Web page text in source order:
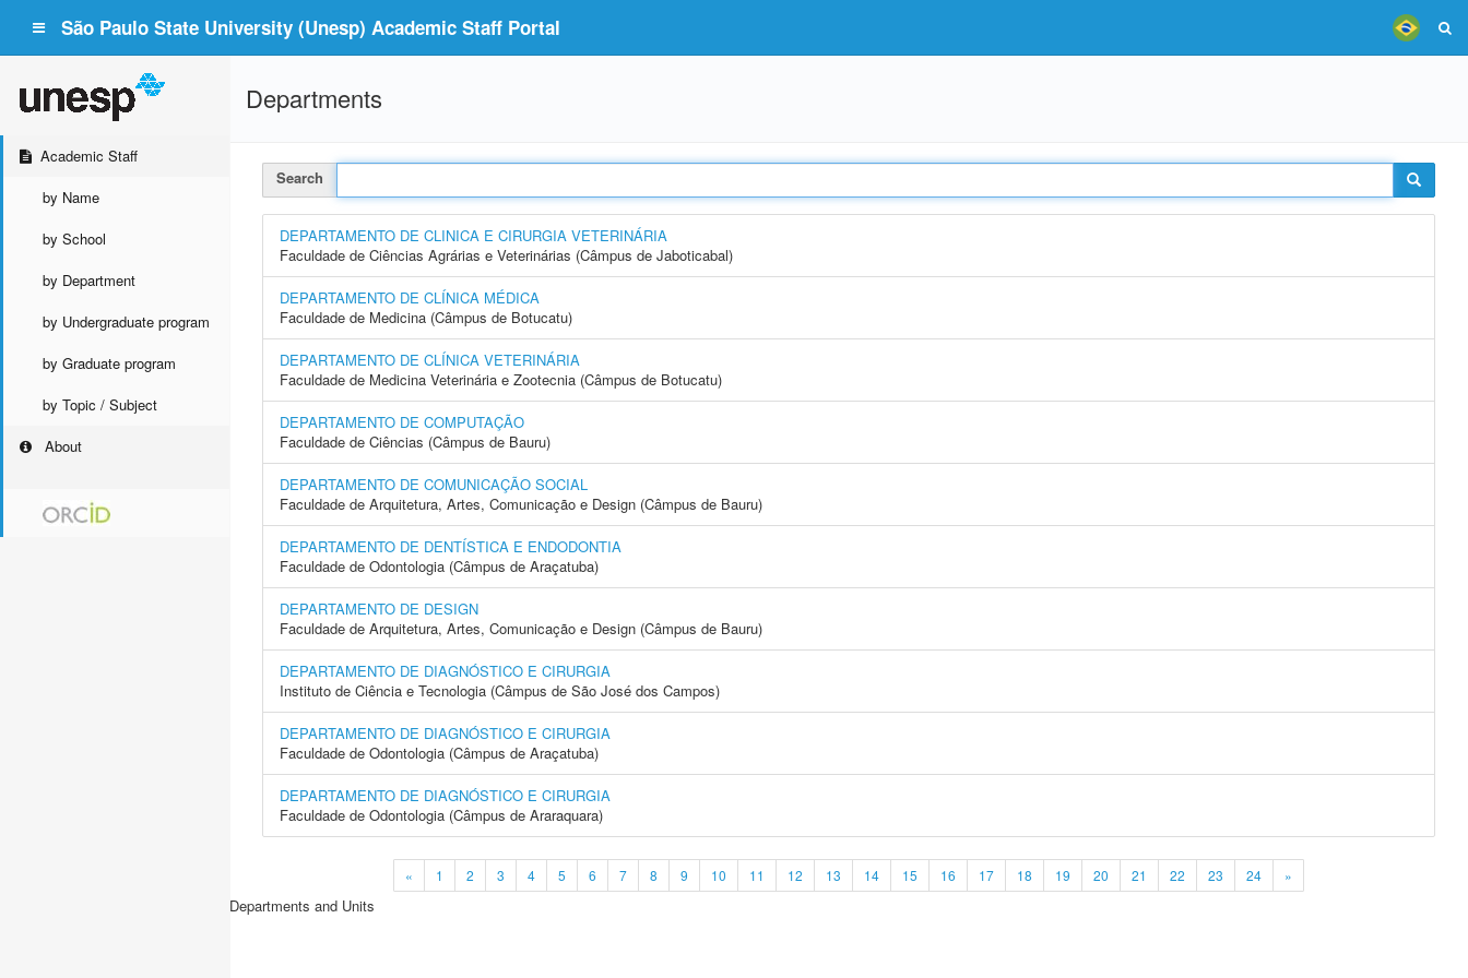
São Paulo State University (Unesp) Academic Staff Portal
Academic Staff
by Name
by School
by Department
by Undergraduate program
by Graduate program
by Topic / Subject
About
Departments
Search
DEPARTAMENTO DE CLINICA E CIRURGIA VETERINÁRIA
Faculdade de Ciências Agrárias e Veterinárias (Câmpus de Jaboticabal)
DEPARTAMENTO DE CLÍNICA MÉDICA
Faculdade de Medicina (Câmpus de Botucatu)
DEPARTAMENTO DE CLÍNICA VETERINÁRIA
Faculdade de Medicina Veterinária e Zootecnia (Câmpus de Botucatu)
DEPARTAMENTO DE COMPUTAÇÃO
Faculdade de Ciências (Câmpus de Bauru)
DEPARTAMENTO DE COMUNICAÇÃO SOCIAL
Faculdade de Arquitetura, Artes, Comunicação e Design (Câmpus de Bauru)
DEPARTAMENTO DE DENTÍSTICA E ENDODONTIA
Faculdade de Odontologia (Câmpus de Araçatuba)
DEPARTAMENTO DE DESIGN
Faculdade de Arquitetura, Artes, Comunicação e Design (Câmpus de Bauru)
DEPARTAMENTO DE DIAGNÓSTICO E CIRURGIA
Instituto de Ciência e Tecnologia (Câmpus de São José dos Campos)
DEPARTAMENTO DE DIAGNÓSTICO E CIRURGIA
Faculdade de Odontologia (Câmpus de Araçatuba)
DEPARTAMENTO DE DIAGNÓSTICO E CIRURGIA
Faculdade de Odontologia (Câmpus de Araraquara)
« 1 2 3 4 5 6 7 8 9 10 11 12 13 14 15 16 17 18 19 20 21 22 23 24 »
Departments and Units